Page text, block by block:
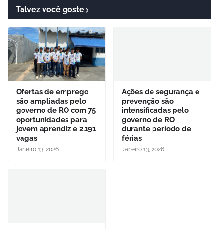
Talvez você goste
Ofertas de emprego
são ampliadas pelo
governo de RO com 75
oportunidades para
jovem aprendiz e 2.191
vagas
Janeiro 13, 2026
Ações de segurança e
prevenção são
intensificadas pelo
governo de RO
durante período de
férias
Janeiro 13, 2026